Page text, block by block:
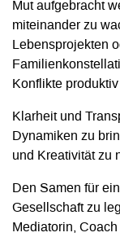
Mut aufgebracht
miteinander zu
Lebensprojekten
Konflikte
Klarheit und
Dynamiken zu
und Kreativität zu
Den Samen für
Gesellschaft zu
Mediatorin,